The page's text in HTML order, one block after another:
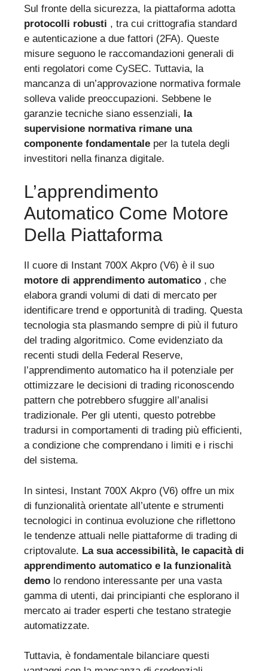
Sul fronte della sicurezza, la piattaforma adotta
protocolli robusti , tra cui crittografia standard
e autenticazione a due fattori (2FA). Queste
misure seguono le raccomandazioni generali di
enti regolatori come CySEC. Tuttavia, la
mancanza di un’approvazione normativa formale
solleva valide preoccupazioni. Sebbene le
garanzie tecniche siano essenziali, la
supervisione normativa rimane una
componente fondamentale per la tutela degli
investitori nella finanza digitale.
L’apprendimento
Automatico Come Motore
Della Piattaforma
Il cuore di Instant 700X Akpro (V6) è il suo
motore di apprendimento automatico , che
elabora grandi volumi di dati di mercato per
identificare trend e opportunità di trading. Questa
tecnologia sta plasmando sempre di più il futuro
del trading algoritmico. Come evidenziato da
recenti studi della Federal Reserve,
l’apprendimento automatico ha il potenziale per
ottimizzare le decisioni di trading riconoscendo
pattern che potrebbero sfuggire all’analisi
tradizionale. Per gli utenti, questo potrebbe
tradursi in comportamenti di trading più efficienti,
a condizione che comprendano i limiti e i rischi
del sistema.
In sintesi, Instant 700X Akpro (V6) offre un mix
di funzionalità orientate all’utente e strumenti
tecnologici in continua evoluzione che riflettono
le tendenze attuali nelle piattaforme di trading di
criptovalute. La sua accessibilità, le capacità di
apprendimento automatico e la funzionalità
demo lo rendono interessante per una vasta
gamma di utenti, dai principianti che esplorano il
mercato ai trader esperti che testano strategie
automatizzate.
Tuttavia, è fondamentale bilanciare questi